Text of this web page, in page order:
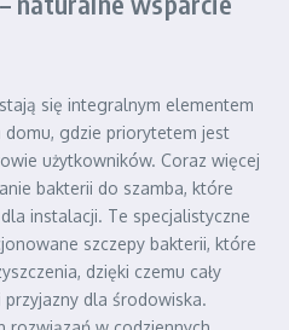
się integralnym elementem
gdzie priorytetem jest
użytkowników. Coraz więcej
bakterii do szamba, które
instalacji. Te specjalistyczne
szczepy bakterii, które
dzięki czemu cały
dla środowiska.